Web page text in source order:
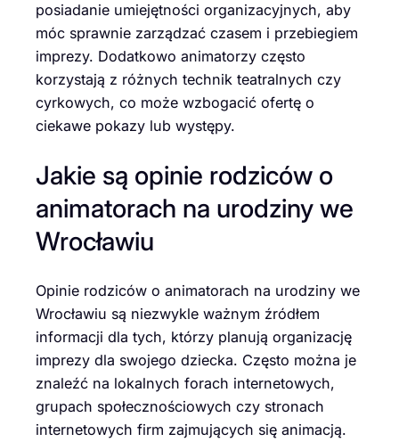
posiadanie umiejętności organizacyjnych, aby
móc sprawnie zarządzać czasem i przebiegiem
imprezy. Dodatkowo animatorzy często
korzystają z różnych technik teatralnych czy
cyrkowych, co może wzbogacić ofertę o
ciekawe pokazy lub występy.
Jakie są opinie rodziców o
animatorach na urodziny we
Wrocławiu
Opinie rodziców o animatorach na urodziny we
Wrocławiu są niezwykle ważnym źródłem
informacji dla tych, którzy planują organizację
imprezy dla swojego dziecka. Często można je
znaleźć na lokalnych forach internetowych,
grupach społecznościowych czy stronach
internetowych firm zajmujących się animacją.